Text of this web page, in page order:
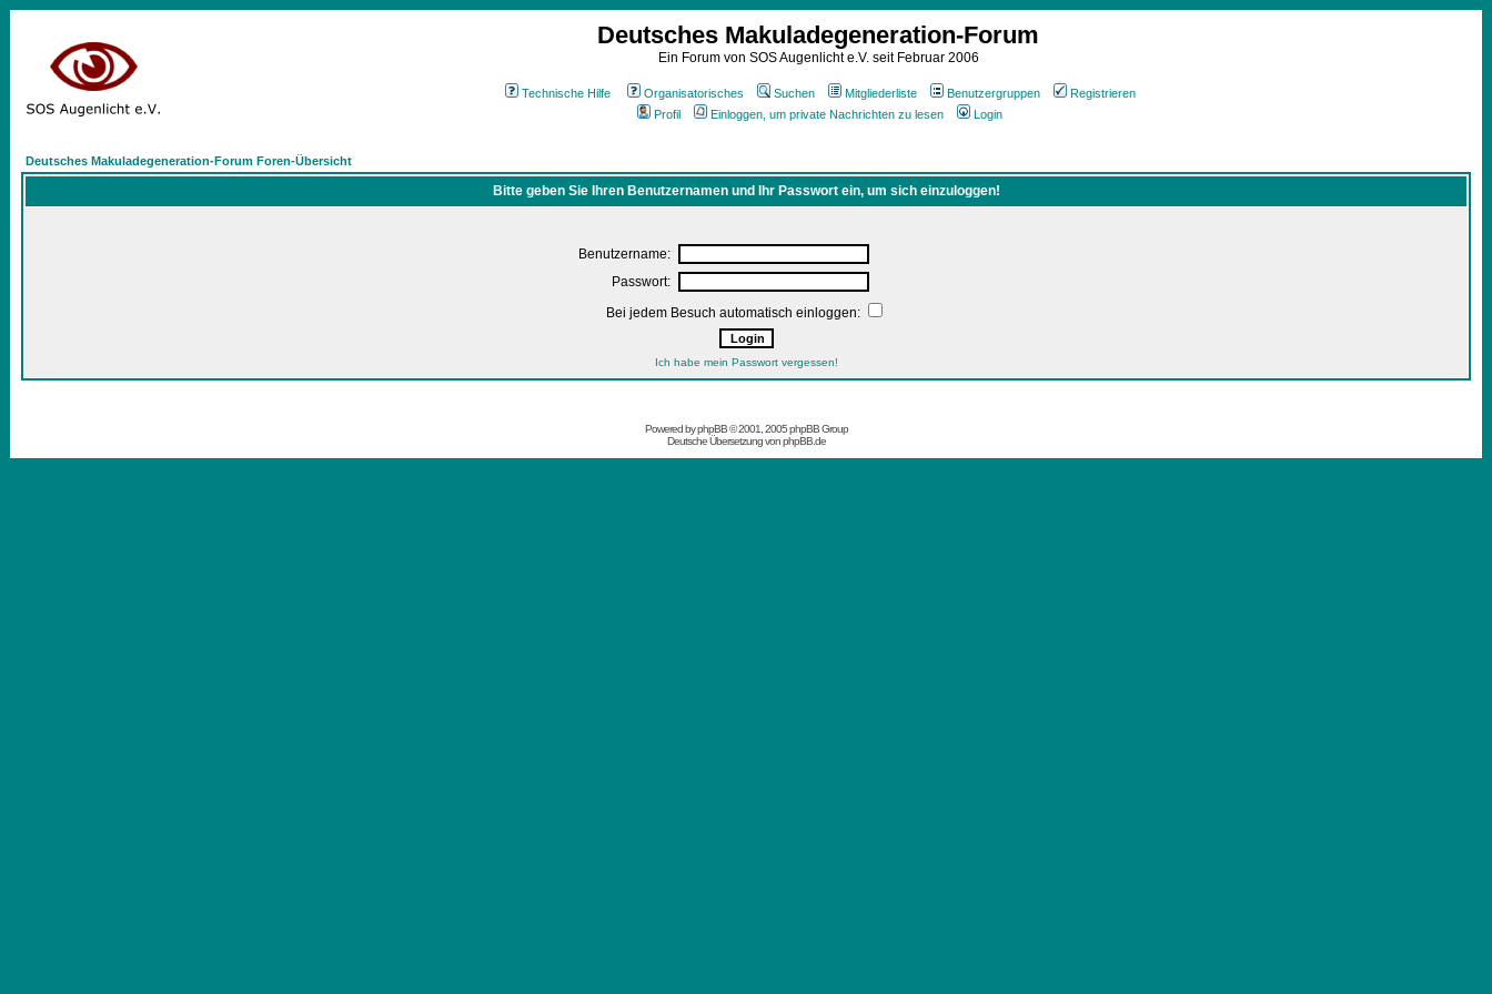
Deutsches Makuladegeneration-Forum
Ein Forum von SOS Augenlicht e.V. seit Februar 2006
Technische Hilfe Organisatorisches Suchen Mitgliederliste Benutzergruppen
Registrieren
Profil
Einloggen, um private Nachrichten zu lesen Login
Deutsches Makuladegeneration-Forum Foren-Übersicht
Bitte geben Sie Ihren Benutzernamen und Ihr Passwort ein, um sich einzuloggen!
Benutzername:
Passwort:
Bei jedem Besuch automatisch einloggen:
Ich habe mein Passwort vergessen!
Powered byphpBB© 2001, 2005 phpBB Group
Deutsche Übersetzung vonphpBB.de